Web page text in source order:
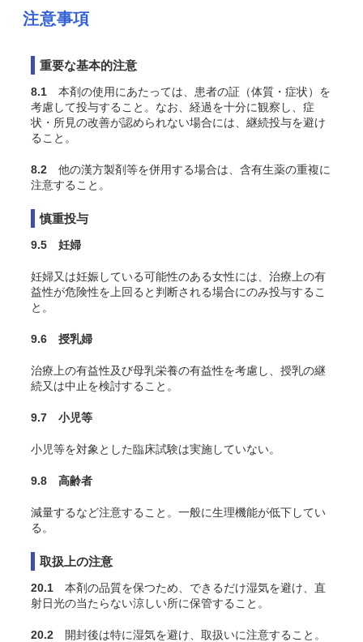
注意事項
重要な基本的注意
8.1 本剤の使用にあたっては、患者の証（体質・症状）を
考慮して投与すること。なお、経過を十分に観察し、症
状・所見の改善が認められない場合には、継続投与を避け
ること。
8.2 他の漢方製剤等を併用する場合は、含有生薬の重複に
注意すること。
慎重投与
9.5 妊婦
妊婦又は妊娠している可能性のある女性には、治療上の有
益性が危険性を上回ると判断される場合にのみ投与するこ
と。
9.6 授乳婦
治療上の有益性及び母乳栄養の有益性を考慮し、授乳の継
続又は中止を検討すること。
9.7 小児等
小児等を対象とした臨床試験は実施していない。
9.8 高齢者
減量するなど注意すること。一般に生理機能が低下してい
る。
取扱上の注意
20.1 本剤の品質を保つため、できるだけ湿気を避け、直
射日光の当たらない涼しい所に保管すること。
20.2 開封後は特に湿気を避け、取扱いに注意すること。